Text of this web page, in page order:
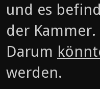
und es
der Kammer.
Darum
werden.